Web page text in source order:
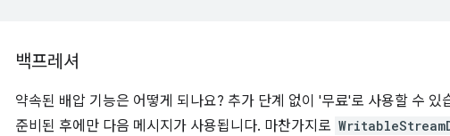
백프레셔
약속된 배압 기능은 어떻게 되나요? 추가 단계 없이 '무료'로 사용할 수 있
준비된 후에만 다음 메시지가 사용됩니다. 마찬가지로